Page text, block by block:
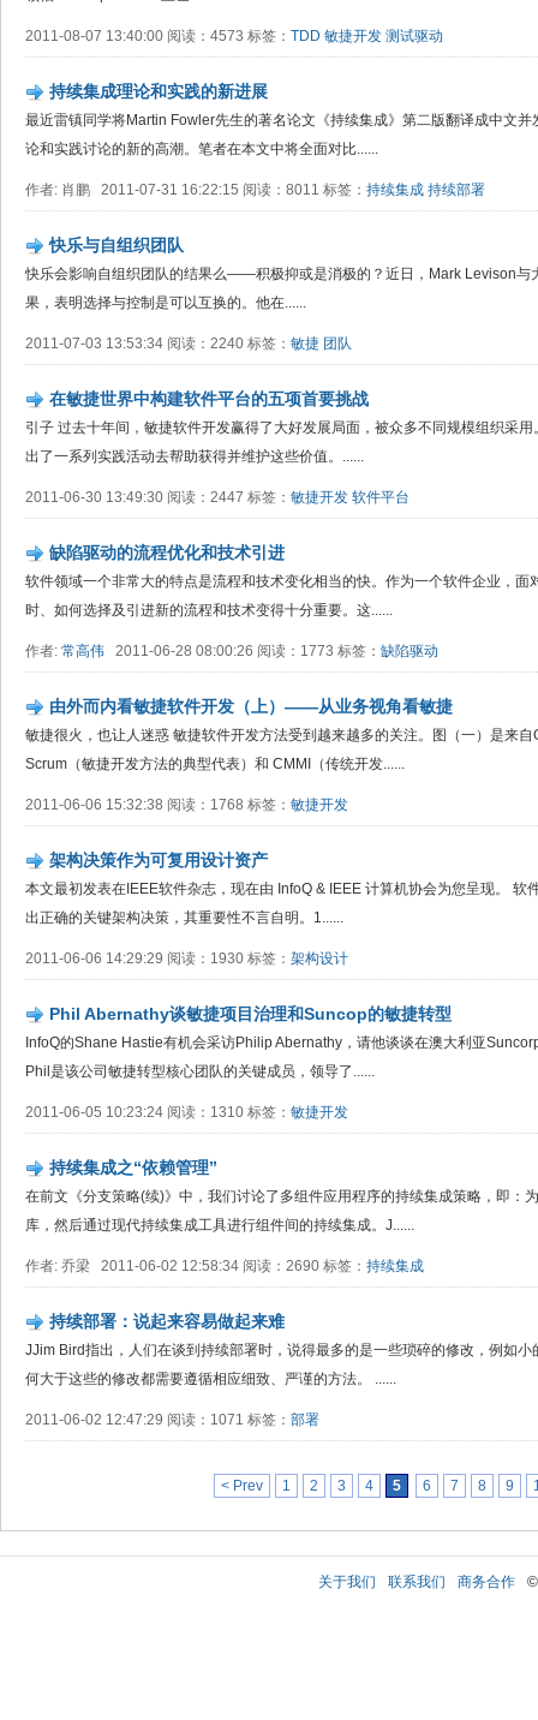
2011-08-07 13:40:00 阅读：4573 标签： TDD 敏捷开发 测试驱动
持续集成理论和实践的新进展
最近雷镇同学将Martin Fowler先生的著名论文《持续集成》第二版翻译成中文
论和实践讨论的新的高潮。笔者在本文中将全面对比......
作者: 肖鹏 2011-07-31 16:22:15 阅读：8011 标签： 持续集成 持续部署
快乐与自组织团队
快乐会影响自组织团队的结果么——积极抑或是消极的？近日，Mark Levison与
果，表明选择与控制是可以互换的。他在......
2011-07-03 13:53:34 阅读：2240 标签： 敏捷 团队
在敏捷世界中构建软件平台的五项首要挑战
引子 过去十年间，敏捷软件开发赢得了大好发展局面，被众多不同规模组织采
出了一系列实践活动去帮助获得并维护这些价值。......
2011-06-30 13:49:30 阅读：2447 标签： 敏捷开发 软件平台
缺陷驱动的流程优化和技术引进
软件领域一个非常大的特点是流程和技术变化相当的快。作为一个软件企业，面
时、如何选择及引进新的流程和技术变得十分重要。这......
作者: 常高伟 2011-06-28 08:00:26 阅读：1773 标签： 缺陷驱动
由外而内看敏捷软件开发（上）——从业务视角看敏捷
敏捷很火，也让人迷惑 敏捷软件开发方法受到越来越多的关注。图（一）是来
Scrum（敏捷开发方法的典型代表）和 CMMI（传统开发......
2011-06-06 15:32:38 阅读：1768 标签： 敏捷开发
架构决策作为可复用设计资产
本文最初发表在IEEE软件杂志，现在由 InfoQ & IEEE 计算机协会为您呈现。 软
出正确的关键架构决策，其重要性不言自明。1......
2011-06-06 14:29:29 阅读：1930 标签： 架构设计
Phil Abernathy谈敏捷项目治理和Suncop的敏捷转型
InfoQ的Shane Hastie有机会采访Philip Abernathy，请他谈谈在澳大利亚
Phil是该公司敏捷转型核心团队的关键成员，领导了......
2011-06-05 10:23:24 阅读：1310 标签： 敏捷开发
持续集成之“依赖管理”
在前文《分支策略(续)》中，我们讨论了多组件应用程序的持续集成策略，即：
库，然后通过现代持续集成工具进行组件间的持续集成。J......
作者: 乔梁 2011-06-02 12:58:34 阅读：2690 标签： 持续集成
持续部署：说起来容易做起来难
JJim Bird指出，人们在谈到持续部署时，说得最多的是一些琐碎的修改，例如
何大于这些的修改都需要遵循相应细致、严谨的方法。 ......
2011-06-02 12:47:29 阅读：1071 标签： 部署
< Prev 1 2 3 4 5 6 7 8 9
关于我们 联系我们 商务合作